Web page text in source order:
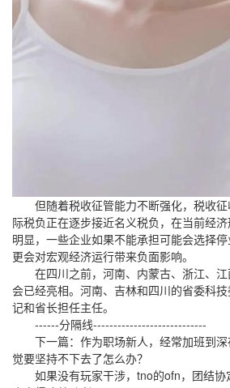
但随着税收征管能力不断强化，税收征
际税负正在逐步接近名义税负，在当前经
明显，一些企业如果不能承担可能会选择停
更会对宏观经济运行带来负面影响。
在四川之前，河南、内蒙古、浙江、江
会已经亮相。河南、吉林和四川的省委科
记和省长担任主任。
------分隔线----------------------------
下一篇：作为职场新人，经常加班到深
觉要坚持不下去了怎么办？
如果没有玩家干涉，tno的ofn，团结协